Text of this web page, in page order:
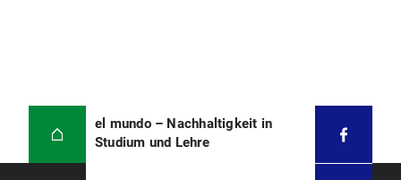
el mundo – Nachhaltigkeit in
Studium und Lehre